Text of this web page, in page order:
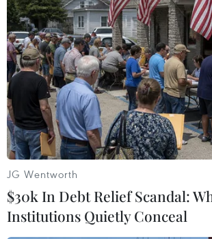
Nga: Sập nhà chung cư cao
JG Wentworth
$30k In Debt Relief Scandal:
Institutions Quietly Conceal